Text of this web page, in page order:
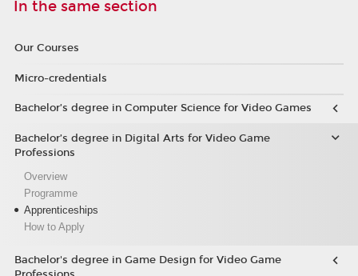
In the same section
Our Courses
Micro-credentials
Bachelor’s degree in Computer Science for Video Games
Bachelor’s degree in Digital Arts for Video Game
Professions
Overview
Programme
Apprenticeships
How to Apply
Bachelor's degree in Game Design for Video Game